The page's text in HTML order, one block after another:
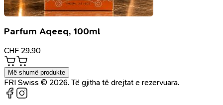
Parfum Aqeeq, 100ml
CHF 29.90
Më shumë produkte
FRI Swiss © 2026. Të gjitha të drejtat e rezervuara.